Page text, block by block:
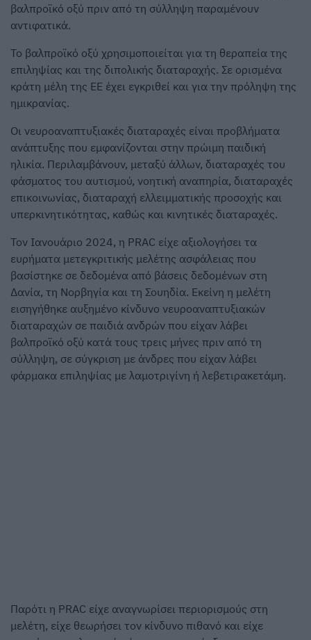
βαλπροϊκό οξύ πριν από τη σύλληψη παραμένουν
αντιφατικά.
Το βαλπροϊκό οξύ χρησιμοποιείται για τη θεραπεία της
επιληψίας και της διπολικής διαταραχής. Σε ορισμένα
κράτη μέλη της ΕΕ έχει εγκριθεί και για την πρόληψη της
ημικρανίας.
Οι νευροαναπτυξιακές διαταραχές είναι προβλήματα
ανάπτυξης που εμφανίζονται στην πρώιμη παιδική
ηλικία. Περιλαμβάνουν, μεταξύ άλλων, διαταραχές του
φάσματος του αυτισμού, νοητική αναπηρία, διαταραχές
επικοινωνίας, διαταραχή ελλειμματικής προσοχής και
υπερκινητικότητας, καθώς και κινητικές διαταραχές.
Τον Ιανουάριο 2024, η PRAC είχε αξιολογήσει τα
ευρήματα μετεγκριτικής μελέτης ασφάλειας που
βασίστηκε σε δεδομένα από βάσεις δεδομένων στη
Δανία, τη Νορβηγία και τη Σουηδία. Εκείνη η μελέτη
εισηγήθηκε αυξημένο κίνδυνο νευροαναπτυξιακών
διαταραχών σε παιδιά ανδρών που είχαν λάβει
βαλπροϊκό οξύ κατά τους τρεις μήνες πριν από τη
σύλληψη, σε σύγκριση με άνδρες που είχαν λάβει
φάρμακα επιληψίας με λαμοτριγίνη ή λεβετιρακετάμη.
Παρότι η PRAC είχε αναγνωρίσει περιορισμούς στη
μελέτη, είχε θεωρήσει τον κίνδυνο πιθανό και είχε